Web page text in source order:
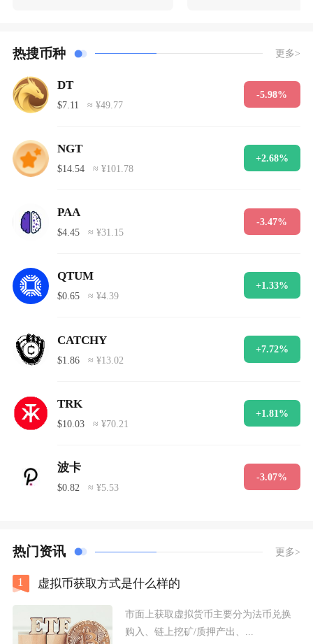
热搜币种 更多>
DT
$7.11 ≈ ¥49.77
-5.98%
NGT
$14.54 ≈ ¥101.78
+2.68%
PAA
$4.45 ≈ ¥31.15
-3.47%
QTUM
$0.65 ≈ ¥4.39
+1.33%
CATCHY
$1.86 ≈ ¥13.02
+7.72%
TRK
$10.03 ≈ ¥70.21
+1.81%
波卡
$0.82 ≈ ¥5.53
-3.07%
热门资讯 更多>
1 虚拟币获取方式是什么样的
市面上获取虚拟货币主要分为法币兑换
购入、链上挖矿/质押产出、...